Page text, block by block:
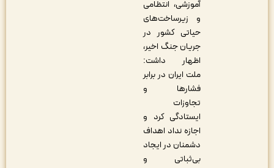
آموزشی، انتظامی
و زیرساخت‌های
حیاتی کشور در
جریان جنگ اخیر،
اظهار داشت:
ملت ایران در برابر
فشارها و
ایستادگی کرد و
اجازه نداد اهداف
دشمنان در ایجاد
بی‌ثباتی و